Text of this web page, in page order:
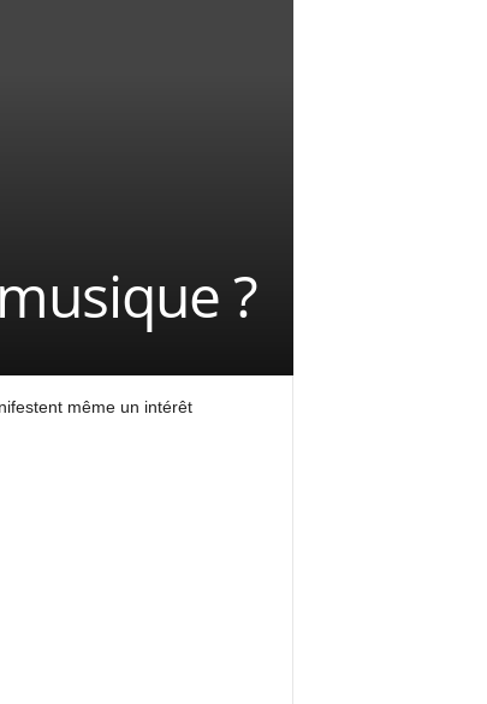
?
même un intérêt